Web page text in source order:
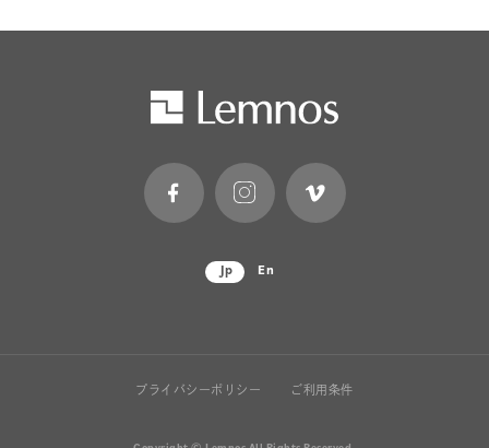
Jp En
プライバシーポリシー ご利用条件